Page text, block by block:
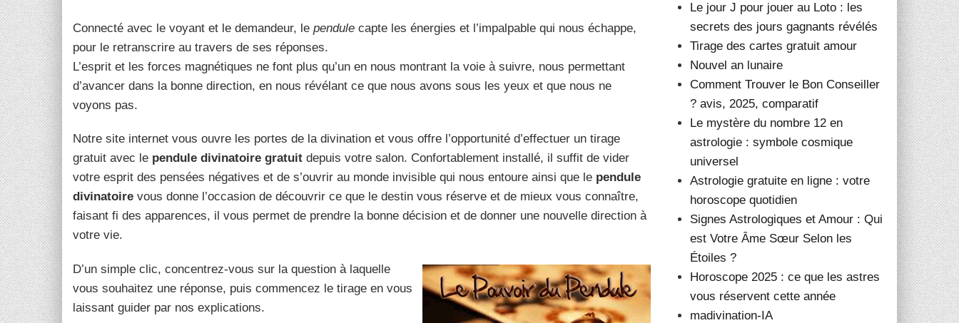
Connecté avec le voyant et le demandeur, le pendule capte les énergies et l’impalpable qui nous échappe,
pour le retranscrire au travers de ses réponses.
L’esprit et les forces magnétiques ne font plus qu’un en nous montrant la voie à suivre, nous permettant
d’avancer dans la bonne direction, en nous révélant ce que nous avons sous les yeux et que nous ne
voyons pas.
Notre site internet vous ouvre les portes de la divination et vous offre l’opportunité d’effectuer un tirage
gratuit avec le pendule divinatoire gratuit depuis votre salon. Confortablement installé, il suffit de vider
votre esprit des pensées négatives et de s’ouvrir au monde invisible qui nous entoure ainsi que le pendule
divinatoire vous donne l’occasion de découvrir ce que le destin vous réserve et de mieux vous connaître,
faisant fi des apparences, il vous permet de prendre la bonne décision et de donner une nouvelle direction à
votre vie.
D’un simple clic, concentrez-vous sur la question à laquelle
vous souhaitez une réponse, puis commencez le tirage en vous
laissant guider par nos explications.
Le jour J pour jouer au Loto : les
secrets des jours gagnants révélés
Tirage des cartes gratuit amour
Nouvel an lunaire
Comment Trouver le Bon Conseiller
? avis, 2025, comparatif
Le mystère du nombre 12 en
astrologie : symbole cosmique
universel
Astrologie gratuite en ligne : votre
horoscope quotidien
Signes Astrologiques et Amour : Qui
est Votre Âme Sœur Selon les
Étoiles ?
Horoscope 2025 : ce que les astres
vous réservent cette année
madivination-IA